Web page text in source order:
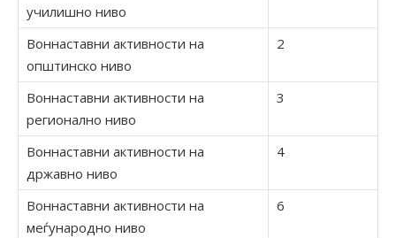
училишно ниво
Воннаставни активности на
општинско ниво
2
Воннаставни активности на
регионално ниво
3
Воннаставни активности на
државно ниво
4
Воннаставни активности на
меѓународно ниво
6